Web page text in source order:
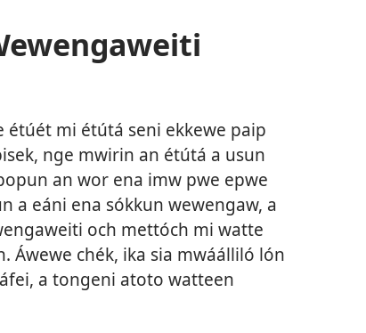
étúét mi étútá seni ekkewe paip
nge mwirin an étútá a usun
an wor ena imw pwe epwe
a eáni ena sókkun wewengaw, a
och mettóch mi watte
Áwewe chék, ika sia mwáálliló lón
a tongeni atoto watteen